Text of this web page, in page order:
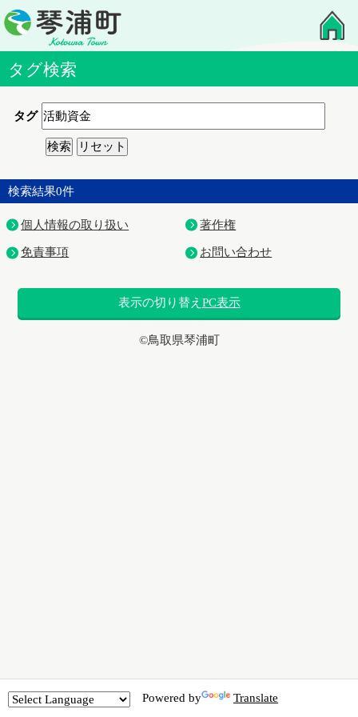
タグ検索
タグ
検索結果0件
個人情報の取り扱い 著作権
免責事項 お問い合わせ
表示の切り替え PC表示
Powered by Translate
©鳥取県琴浦町